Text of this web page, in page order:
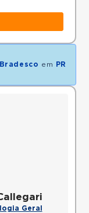
Bradesco em
PR
Geral